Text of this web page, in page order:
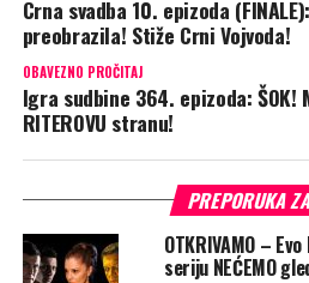
Crna svadba 10. epizoda
preobrazila! Stiže Crni Vojvoda!
OBAVEZNO PROČITAJ
Igra sudbine 364. epizoda:
RITEROVU stranu!
PREPORUKA
OTKRIVAMO –
seriju NEĆEMO